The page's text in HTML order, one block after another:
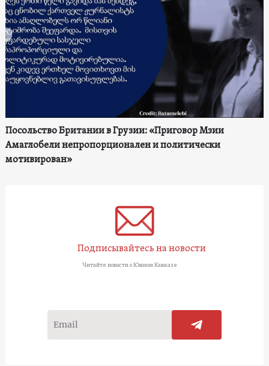
Посольство Британии в Грузии: «Приговор Мзии
Амаглобели непропорционален и политически
мотивирован»
Подписывайтесь на новости
Читайте новости о Южном Кавказе